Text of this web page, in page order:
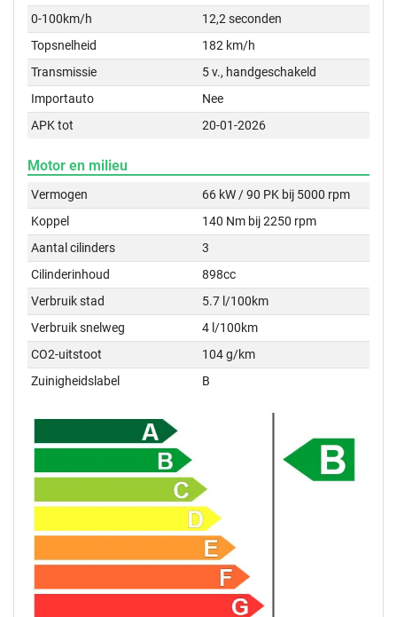
0-100km/h
12,2 seconden
Topsnelheid
182 km/h
Transmissie
5 v., handgeschakeld
Importauto
Nee
APK tot
20-01-2026
Motor en milieu
Vermogen
66 kW / 90 PK bij 5000 rpm
Koppel
140 Nm bij 2250 rpm
Aantal cilinders
3
Cilinderinhoud
898cc
Verbruik stad
5.7 l/100km
Verbruik snelweg
4 l/100km
CO2-uitstoot
104 g/km
Zuinigheidslabel
B